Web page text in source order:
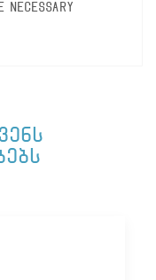
necessary